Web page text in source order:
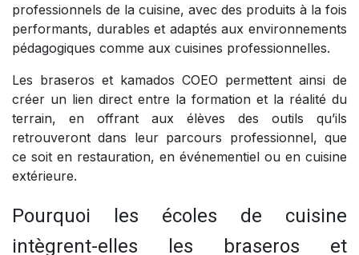
professionnels de la cuisine, avec des produits à la fois
performants, durables et adaptés aux environnements
pédagogiques comme aux cuisines professionnelles.
Les braseros et kamados COEO permettent ainsi de
créer un lien direct entre la formation et la réalité du
terrain, en offrant aux élèves des outils qu’ils
retrouveront dans leur parcours professionnel, que
ce soit en restauration, en événementiel ou en cuisine
extérieure.
Pourquoi les écoles de cuisine
intègrent-elles les braseros et